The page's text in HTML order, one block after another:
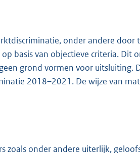
K
b
onder andere door
basis van objectieve criteria. Dit
grond vormen voor uitsluiting.
2018–2021. De wijze van
zoals onder andere uiterlijk,